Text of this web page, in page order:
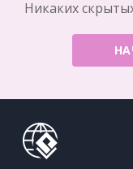
Никаких